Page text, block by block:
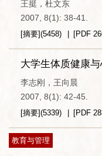
王挺，杜文东
2007, 8(1): 38-41.
[摘要](5458) [PDF
大学生体质健康
李志刚，王向晨
2007, 8(1): 42-45.
[摘要](5339) [PDF
教育与管理